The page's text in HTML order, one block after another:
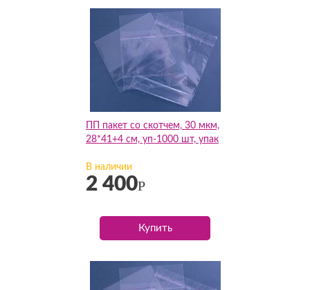
ПП пакет со скотчем, 30 мкм,
28*41+4 см, уп-1000 шт, упак
В наличии
2 400Р
Купить